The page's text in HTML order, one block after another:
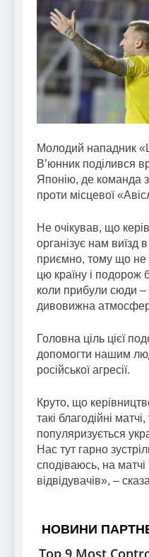
Молодий нападник
В’юнник поділився
Японію, де команда
проти місцевої
Не очікував, що
організує нам виїзд
приємно, тому що не
цю країну і
коли прибули сюди –
дивовижна
Головна ціль цієї
допомогти нашим
російської агресії.
Круто, що
такі благодійні
популяризується
Нас тут гарно
сподіваюсь, на матчі
відвідувачів», –